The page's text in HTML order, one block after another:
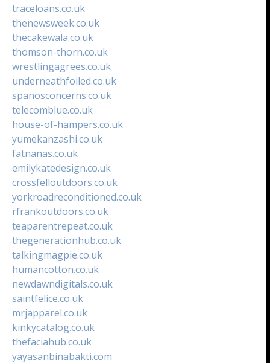
traceloans.co.uk
thenewsweek.co.uk
thecakewala.co.uk
thomson-thorn.co.uk
wrestlingagrees.co.uk
underneathfoiled.co.uk
spanosconcerns.co.uk
telecomblue.co.uk
house-of-hampers.co.uk
yumekanzashi.co.uk
fatnanas.co.uk
emilykatedesign.co.uk
crossfelloutdoors.co.uk
yorkroadreconditioned.co.uk
rfrankoutdoors.co.uk
teaparentrepeat.co.uk
thegenerationhub.co.uk
talkingmagpie.co.uk
humancotton.co.uk
newdawndigitals.co.uk
saintfelice.co.uk
mrjapparel.co.uk
kinkycatalog.co.uk
thefaciahub.co.uk
yayasanbinabakti.com